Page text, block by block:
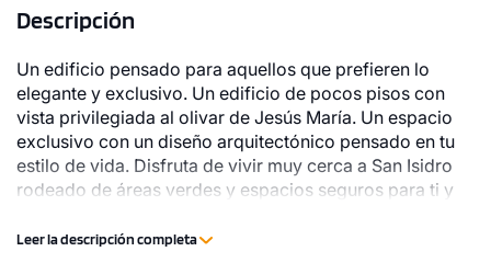
1 unidad disponible
Descripción
Un edificio pensado para aquellos que prefieren lo
elegante y exclusivo. Un edificio de pocos pisos con
vista privilegiada al olivar de Jesús María. Un espacio
exclusivo con un diseño arquitectónico pensado en tu
estilo de vida. Disfruta de vivir muy cerca a San Isidro
rodeado de áreas verdes y espacios seguros para ti y
Leer la descripción completa